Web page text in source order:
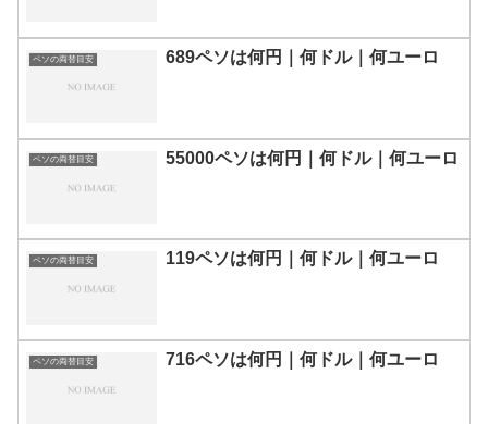
ペソの両替目安 689ペソは何円｜何ドル｜何ユーロ
ペソの両替目安 55000ペソは何円｜何ドル｜何ユーロ
ペソの両替目安 119ペソは何円｜何ドル｜何ユーロ
ペソの両替目安 716ペソは何円｜何ドル｜何ユーロ